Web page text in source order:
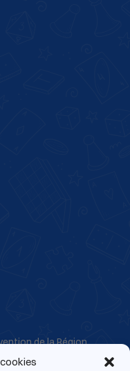
de la Région
de structuration et de